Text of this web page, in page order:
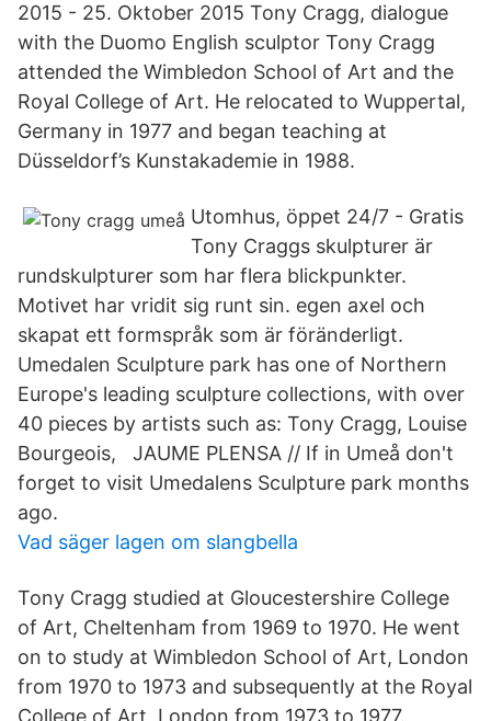
2015 - 25. Oktober 2015 Tony Cragg, dialogue
with the Duomo English sculptor Tony Cragg
attended the Wimbledon School of Art and the
Royal College of Art. He relocated to Wuppertal,
Germany in 1977 and began teaching at
Düsseldorf’s Kunstakademie in 1988.
Utomhus, öppet 24/7 - Gratis
Tony Craggs skulpturer är
rundskulpturer som har flera blickpunkter.
Motivet har vridit sig runt sin. egen axel och
skapat ett formspråk som är föränderligt.
Umedalen Sculpture park has one of Northern
Europe's leading sculpture collections, with over
40 pieces by artists such as: Tony Cragg, Louise
Bourgeois, JAUME PLENSA // If in Umeå don't
forget to visit Umedalens Sculpture park months
ago.
Vad säger lagen om slangbella
Tony Cragg studied at Gloucestershire College
of Art, Cheltenham from 1969 to 1970. He went
on to study at Wimbledon School of Art, London
from 1970 to 1973 and subsequently at the Royal
College of Art, London from 1973 to 1977.